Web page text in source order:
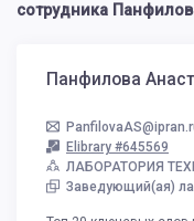
сотрудника
Панфилова
Elibrary #645569
ЛАБОРАТОРИЯ
Заведующий(ая)